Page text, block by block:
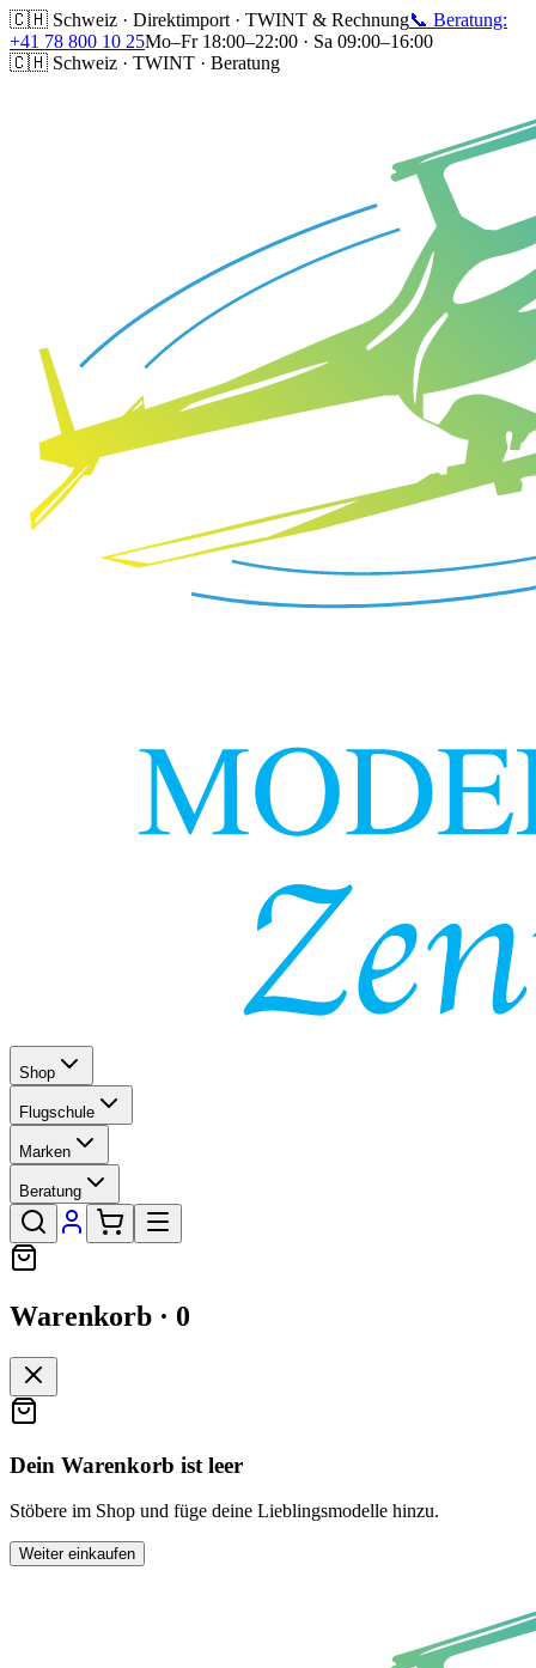
🇨🇭 Schweiz · Direktimport · TWINT & Rechnung📞 Beratung:
+41 78 800 10 25Mo–Fr 18:00–22:00 · Sa 09:00–16:00
🇨🇭 Schweiz · TWINT · Beratung
Shop
Flugschule
Marken
Beratung
Warenkorb · 0
Dein Warenkorb ist leer
Stöbere im Shop und füge deine Lieblingsmodelle hinzu.
Weiter einkaufen